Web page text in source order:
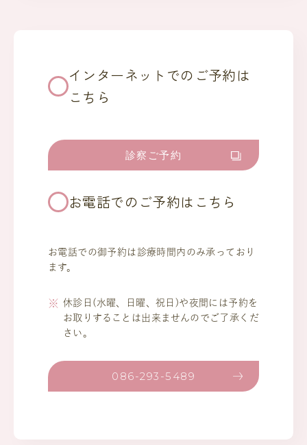
インターネットでのご予約は
こちら
診察ご予約
お電話でのご予約はこちら
お電話での御予約は診療時間内のみ承っており
ます。
休診日(水曜、日曜、祝日)や夜間には予約を
お取りすることは出来ませんのでご了承くだ
さい。
086-293-5489